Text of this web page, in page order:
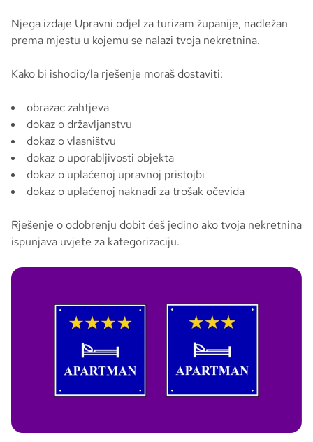
Njega izdaje Upravni odjel za turizam županije, nadležan
prema mjestu u kojemu se nalazi tvoja nekretnina.
Kako bi ishodio/la rješenje moraš dostaviti:
obrazac zahtjeva
dokaz o državljanstvu
dokaz o vlasništvu
dokaz o uporabljivosti objekta
dokaz o uplaćenoj upravnoj pristojbi
dokaz o uplaćenoj naknadi za trošak očevida
Rješenje o odobrenju dobit ćeš jedino ako tvoja nekretnina
ispunjava uvjete za kategorizaciju.